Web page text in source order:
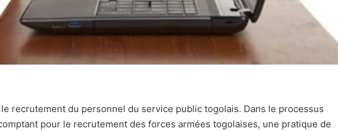
recrutement du personnel du service public togolais. Dans le processus
pour le recrutement des forces armées togolaises, une pratique de